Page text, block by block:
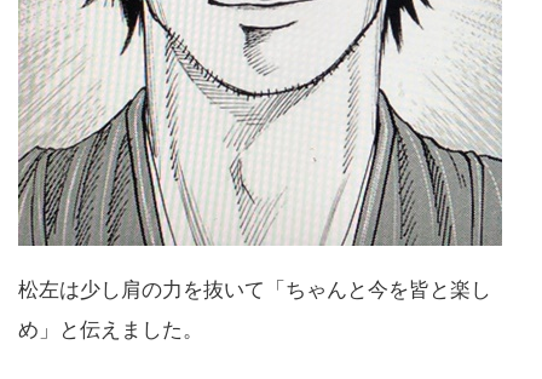
松左は少し肩の力を抜いて「ちゃんと今を皆と楽し
め」と伝えました。